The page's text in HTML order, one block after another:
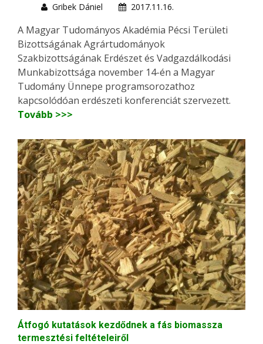
Gribek Dániel 2017.11.16.
A Magyar Tudományos Akadémia Pécsi Területi
Bizottságának Agrártudományok
Szakbizottságának Erdészet és Vadgazdálkodási
Munkabizottsága november 14-én a Magyar
Tudomány Ünnepe programsorozathoz
kapcsolódóan erdészeti konferenciát szervezett.
Tovább >>>
Átfogó kutatások kezdődnek a fás biomassza
termesztési feltételeiről